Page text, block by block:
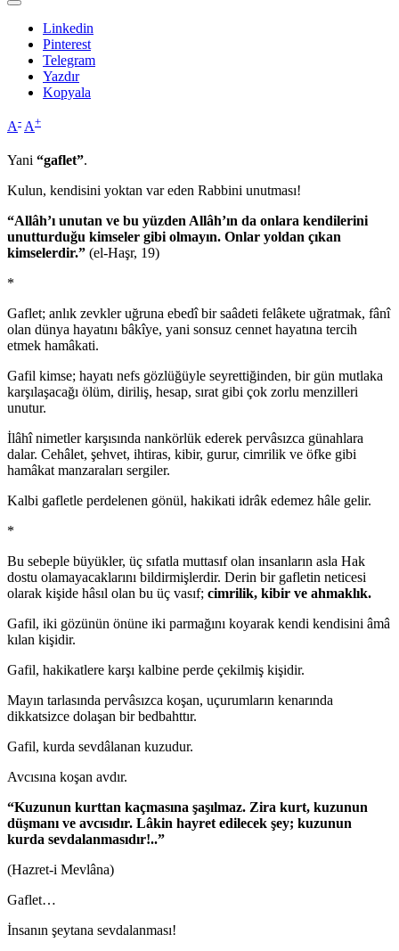
Linkedin
Pinterest
Telegram
Yazdır
Kopyala
A- A+
Yani “gaflet”.
Kulun, kendisini yoktan var eden Rabbini unutması!
“Allâh’ı unutan ve bu yüzden Allâh’ın da onlara kendilerini
unutturduğu kimseler gibi olmayın. Onlar yoldan çıkan
kimselerdir.” (el-Haşr, 19)
*
Gaflet; anlık zevkler uğruna ebedî bir saâdeti felâkete uğratmak, fânî
olan dünya hayatını bâkîye, yani sonsuz cennet hayatına tercih
etmek hamâkati.
Gafil kimse; hayatı nefs gözlüğüyle seyrettiğinden, bir gün mutlaka
karşılaşacağı ölüm, diriliş, hesap, sırat gibi çok zorlu menzilleri
unutur.
İlâhî nimetler karşısında nankörlük ederek pervâsızca günahlara
dalar. Cehâlet, şehvet, ihtiras, kibir, gurur, cimrilik ve öfke gibi
hamâkat manzaraları sergiler.
Kalbi gafletle perdelenen gönül, hakikati idrâk edemez hâle gelir.
*
Bu sebeple büyükler, üç sıfatla muttasıf olan insanların asla Hak
dostu olamayacaklarını bildirmişlerdir. Derin bir gafletin neticesi
olarak kişide hâsıl olan bu üç vasıf; cimrilik, kibir ve ahmaklık.
Gafil, iki gözünün önüne iki parmağını koyarak kendi kendisini âmâ
kılan kişidir.
Gafil, hakikatlere karşı kalbine perde çekilmiş kişidir.
Mayın tarlasında pervâsızca koşan, uçurumların kenarında
dikkatsizce dolaşan bir bedbahttır.
Gafil, kurda sevdâlanan kuzudur.
Avcısına koşan avdır.
“Kuzunun kurttan kaçmasına şaşılmaz. Zira kurt, kuzunun
düşmanı ve avcısıdır. Lâkin hayret edilecek şey; kuzunun
kurda sevdalanmasıdır!..”
(Hazret-i Mevlâna)
Gaflet…
İnsanın şeytana sevdalanması!